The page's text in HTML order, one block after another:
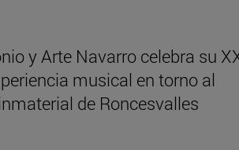
y Arte Navarro celebra su
musical en torno al
de Roncesvalles